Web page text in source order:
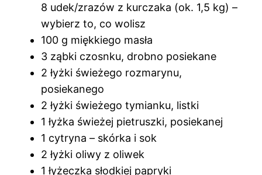
8 udek/zrazów z kurczaka (ok. 1,5 kg) –
wybierz to, co wolisz
100 g miękkiego masła
3 ząbki czosnku, drobno posiekane
2 łyżki świeżego rozmarynu,
posiekanego
2 łyżki świeżego tymianku, listki
1 łyżka świeżej pietruszki, posiekanej
1 cytryna – skórka i sok
2 łyżki oliwy z oliwek
1 łyżeczka słodkiej papryki